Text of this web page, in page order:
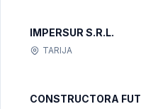
IMPERSUR S.R.L.
TARIJA
CONSTRUCTORA